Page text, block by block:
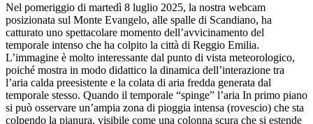
Nel pomeriggio di martedì 8 luglio 2025, la nostra webcam
posizionata sul Monte Evangelo, alle spalle di Scandiano, ha
catturato uno spettacolare momento dell’avvicinamento del
temporale intenso che ha colpito la città di Reggio Emilia.
L’immagine è molto interessante dal punto di vista meteorologico,
poiché mostra in modo didattico la dinamica dell’interazione tra
l’aria calda preesistente e la colata di aria fredda generata dal
temporale stesso. Quando il temporale “spinge” l’aria In primo piano
si può osservare un’ampia zona di pioggia intensa (rovescio) che sta
colpendo la pianura, visibile come una colonna scura che si estende